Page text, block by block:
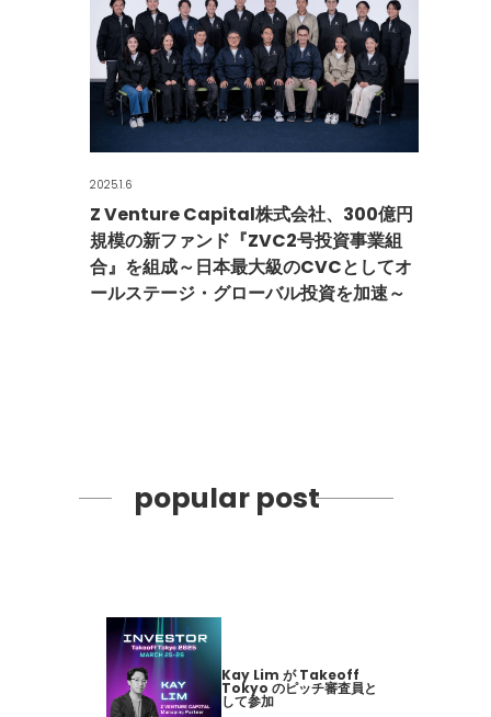
2025.1.6
Z Venture Capital株式会社、300億円
規模の新ファンド『ZVC2号投資事業組
合』を組成～日本最大級のCVCとしてオ
ールステージ・グローバル投資を加速～
popular post
Kay Lim が Takeoff
Tokyo のピッチ審査員と
して参加